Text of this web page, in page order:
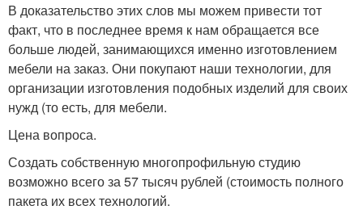
В доказательство этих слов мы можем привести тот
факт, что в последнее время к нам обращается все
больше людей, занимающихся именно изготовлением
мебели на заказ. Они покупают наши технологии, для
организации изготовления подобных изделий для своих
нужд (то есть, для мебели.
Цена вопроса.
Создать собственную многопрофильную студию
возможно всего за 57 тысяч рублей (стоимость полного
пакета их всех технологий.